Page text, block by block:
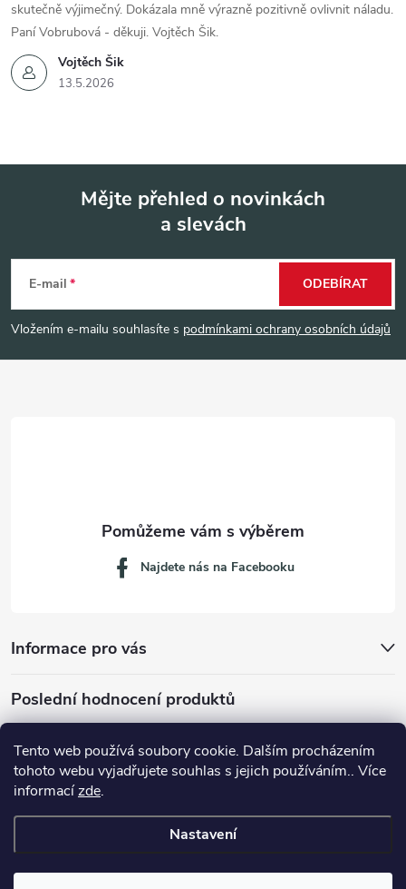
Tento web používá soubory cookie. Dalším procházením
tohoto webu vyjadřujete souhlas s jejich používáním.. Více
informacízde.
Nastavení
Vojtěch Šik
13.5.2026
skutečně výjimečný. Dokázala mně výrazně pozitivně ovlivnit náladu.
Paní Vobrubová - děkuji. Vojtěch Šik.
p
a
Mějte přehled o novinkách
a slevách
E-mail
Vložením e-mailu souhlasíte s podmínkami ochrany osobních údajů
ODEBÍRAT
Informace pro vás
Najdete nás na Facebooku
Poslední hodnocení produktů
Dávkovací lžička na mletou kávu 53132C8134
Copyright 2026JM servis. Všechna práva vyhrazena.